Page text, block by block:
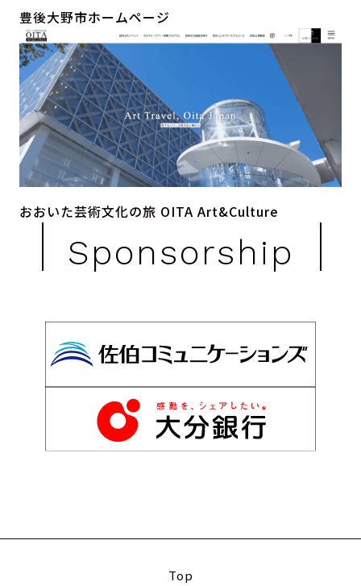
豊後大野市ホームページ
おおいた芸術文化の旅 OITA Art&Culture
Sponsorship
Top